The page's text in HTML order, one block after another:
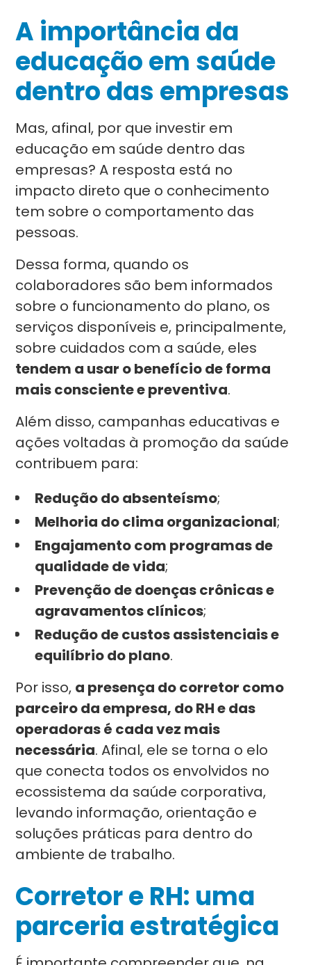
A importância da
educação em saúde
dentro das empresas
Mas, afinal, por que investir em
educação em saúde dentro das
empresas? A resposta está no
impacto direto que o conhecimento
tem sobre o comportamento das
pessoas.
Dessa forma, quando os
colaboradores são bem informados
sobre o funcionamento do plano, os
serviços disponíveis e, principalmente,
sobre cuidados com a saúde, eles
tendem a usar o benefício de forma
mais consciente e preventiva.
Além disso, campanhas educativas e
ações voltadas à promoção da saúde
contribuem para:
Redução do absenteísmo;
Melhoria do clima organizacional;
Engajamento com programas de
qualidade de vida;
Prevenção de doenças crônicas e
agravamentos clínicos;
Redução de custos assistenciais e
equilíbrio do plano.
Por isso, a presença do corretor como
parceiro da empresa, do RH e das
operadoras é cada vez mais
necessária. Afinal, ele se torna o elo
que conecta todos os envolvidos no
ecossistema da saúde corporativa,
levando informação, orientação e
soluções práticas para dentro do
ambiente de trabalho.
Corretor e RH: uma
parceria estratégica